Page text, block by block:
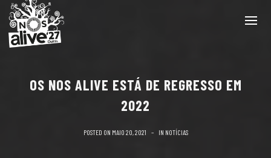
OS NOS ALIVE ESTÁ DE REGRESSO EM
2022
POSTED ON MAIO 20, 2021 IN NOTÍCIAS